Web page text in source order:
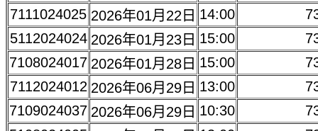
7111024025 2026年01月22日 14:00
5112024024 2026年01月23日 15:00
7108024017 2026年01月28日 15:00
7112024012 2026年06月29日 13:00
7109024037 2026年06月29日 10:30